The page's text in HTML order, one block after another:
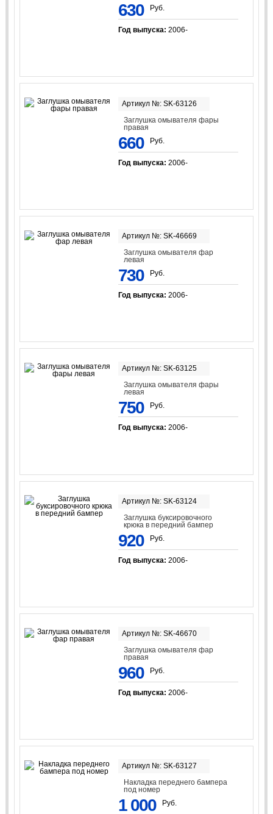
630 Руб.
Год выпуска: 2006-
Артикул №: SK-63126
Заглушка омывателя фары
правая
660 Руб.
Год выпуска: 2006-
Артикул №: SK-46669
Заглушка омывателя фар
левая
730 Руб.
Год выпуска: 2006-
Артикул №: SK-63125
Заглушка омывателя фары
левая
750 Руб.
Год выпуска: 2006-
Артикул №: SK-63124
Заглушка буксировочного
крюка в передний бампер
920 Руб.
Год выпуска: 2006-
Артикул №: SK-46670
Заглушка омывателя фар
правая
960 Руб.
Год выпуска: 2006-
Артикул №: SK-63127
Накладка переднего бампера
под номер
1 000 Руб.